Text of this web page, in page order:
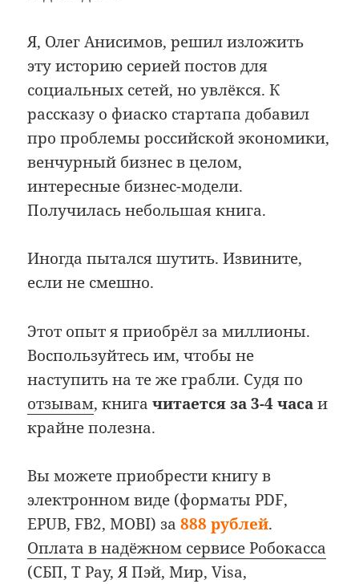
Я, Олег Анисимов, решил изложить
эту историю серией постов для
социальных сетей, но увлёкся. К
рассказу о фиаско стартапа добавил
про проблемы российской экономики,
венчурный бизнес в целом,
интересные бизнес-модели.
Получилась небольшая книга.
Иногда пытался шутить. Извините,
если не смешно.
Этот опыт я приобрёл за миллионы.
Воспользуйтесь им, чтобы не
наступить на те же грабли. Судя по
отзывам, книгачитается за 3-4 часаи
крайне полезна.
Вы можете приобрести книгу в
электронном виде (форматы PDF,
EPUB, FB2, MOBI) за888 рублей.
Оплата в надёжном сервисе Робокасса
(СБП, T Pay, Я Пэй, Мир, Visa,